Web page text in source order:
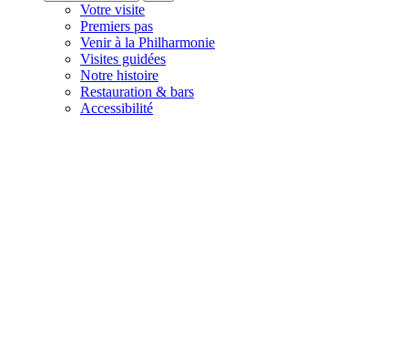
Votre visite
Premiers pas
Venir à la Philharmonie
Visites guidées
Notre histoire
Restauration & bars
Accessibilité